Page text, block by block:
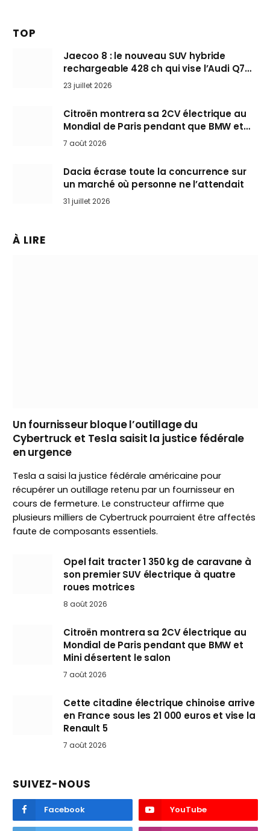
TOP
Jaecoo 8 : le nouveau SUV hybride
rechargeable 428 ch qui vise l’Audi Q7
arrive en Europe cet automne
23 juillet 2026
Citroën montrera sa 2CV électrique au
Mondial de Paris pendant que BMW et
Mini désertent le salon
7 août 2026
Dacia écrase toute la concurrence sur
un marché où personne ne l’attendait
31 juillet 2026
À LIRE
Un fournisseur bloque l’outillage du
Cybertruck et Tesla saisit la justice fédérale
en urgence
Tesla a saisi la justice fédérale américaine pour
récupérer un outillage retenu par un fournisseur en
cours de fermeture. Le constructeur affirme que
plusieurs milliers de Cybertruck pourraient être affectés
faute de composants essentiels.
Opel fait tracter 1 350 kg de caravane à
son premier SUV électrique à quatre
roues motrices
8 août 2026
Citroën montrera sa 2CV électrique au
Mondial de Paris pendant que BMW et
Mini désertent le salon
7 août 2026
Cette citadine électrique chinoise arrive
en France sous les 21 000 euros et vise la
Renault 5
7 août 2026
SUIVEZ-NOUS
Facebook YouTube